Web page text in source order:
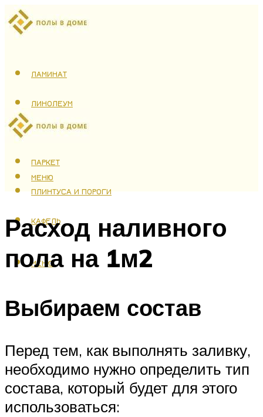
ЛАМИНАТ
ЛИНОЛЕУМ
ТЕПЛЫЙ ПОЛ
ПАРКЕТ
ПЛИНТУСА И ПОРОГИ
КАФЕЛЬ
МЕНЮ
МЕНЮ
Расход наливного
пола на 1м2
Выбираем состав
Перед тем, как выполнять заливку,
необходимо нужно определить тип
состава, который будет для этого
использоваться: